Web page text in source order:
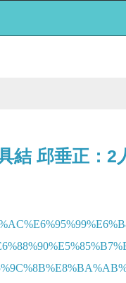
結 邱垂正：